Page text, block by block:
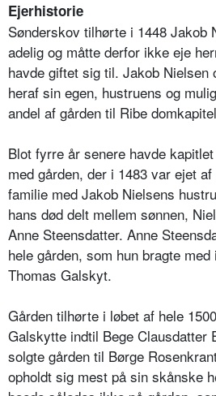
Ejerhistorie
Sønderskov tilhørte i 1448 Jakob
adelig og måtte derfor ikke eje
havde giftet sig til. Jakob
heraf sin egen, hustruens og
andel af gården til Ribe
Blot fyrre år senere havde
med gården, der i 1483 var ejet
familie med Jakob Nielsens
hans død delt mellem sønnen,
Anne Steensdatter. Anne
hele gården, som hun bragte
Thomas Galskyt.
Gården tilhørte i løbet af hele
Galskytte indtil Bege Clausdatter
solgte gården til Børge
opholdt sig mest på sin skånske